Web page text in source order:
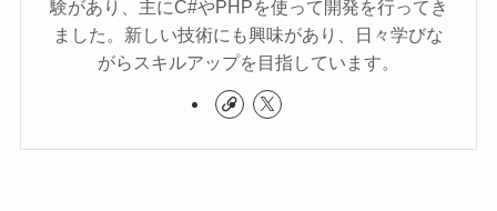
験があり、主にC#やPHPを使って開発を行ってき
ました。新しい技術にも興味があり、日々学びな
がらスキルアップを目指しています。